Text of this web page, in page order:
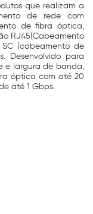
que realizam a
de rede com
de fibra óptica,
RJ45(Cabeamento
(cabeamento de
Desenvolvido para
e largura de banda,
óptica com até 20
até 1 Gbps.